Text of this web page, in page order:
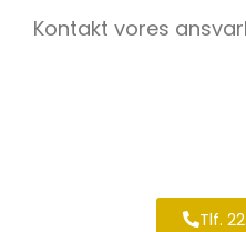
Kontakt vores
Tlf.